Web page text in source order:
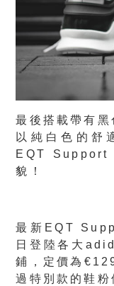
最後搭載帶有黑
以純白色的舒
EQT Support
貌！
最新EQT
日登陸各大
鋪，定價為
過特別款的鞋粉